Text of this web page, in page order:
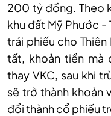
200 tỷ đồng. Theo
khu đất Mỹ Phước -
trái phiếu cho
tất, khoản tiền mà
thay VKC, sau khi
sẽ trở thành khoản
đổi thành cổ phiếu